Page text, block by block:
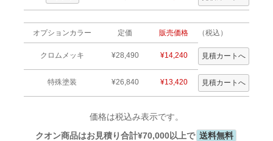
オプションカラー 定価 販売価格 （税込）
クロムメッキ ¥28,490 ¥14,240
特殊塗装 ¥26,840 ¥13,420
価格は税込み表示です。
クオン商品はお見積り合計¥70,000以上で 送料無料